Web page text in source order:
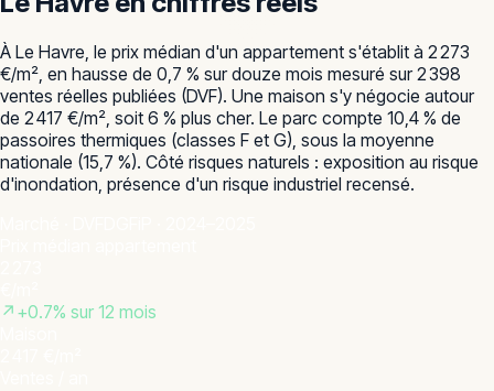
À Le Havre, le prix médian d'un appartement s'établit à 2 273
€/m², en hausse de 0,7 % sur douze mois mesuré sur 2 398
ventes réelles publiées (DVF). Une maison s'y négocie autour
de 2 417 €/m², soit 6 % plus cher. Le parc compte 10,4 % de
passoires thermiques (classes F et G), sous la moyenne
nationale (15,7 %). Côté risques naturels : exposition au risque
d'inondation, présence d'un risque industriel recensé.
↗ +0.7% sur 12 mois